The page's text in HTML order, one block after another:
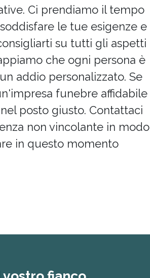
Ci prendiamo il tempo
le tue esigenze e
su tutti gli aspetti
che ogni persona è
addio personalizzato. Se
funebre affidabile
posto giusto. Contattaci
non vincolante in modo
in questo momento